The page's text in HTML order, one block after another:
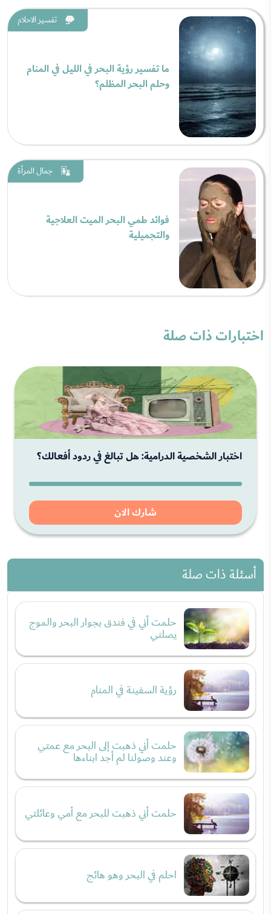
تفسير الاحلام
ما تفسير رؤية البحر في الليل في المنام
وحلم البحر المظلم؟
جمال المرأة
فوائد طمي البحر الميت العلاجية
والتجميلية
اختبارات ذات صلة
اختبار الشخصية الدرامية: هل تبالغ في ردود أفعالك؟
شارك الان
أسئلة ذات صلة
حلمت أني في فندق بجوار البحر والموج
يصلني
رؤية السفينة في المنام
حلمت أني ذهبت إلى البحر مع عمتي
وعند وصولنا لم أجد ابناءها
حلمت أني ذهبت للبحر مع أمي وعائلتي
احلم في البحر وهو هائج